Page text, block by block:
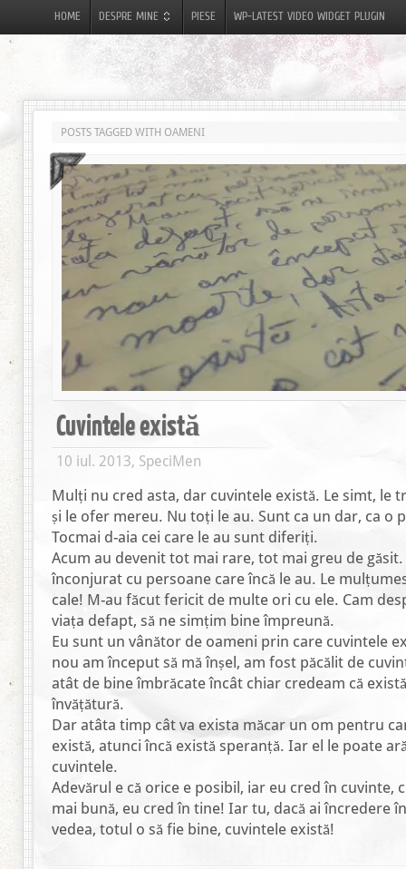
HOME DESPRE MINE PIESE WP-LATEST VIDEO WIDGET PLUGIN
POSTS TAGGED WITH OAMENI
Cuvintele există
10 iul. 2013, SpeciMen
Mulți nu cred asta, dar cuvintele există. Le simt, le
și le ofer mereu. Nu toți le au. Sunt ca un dar, ca o
Tocmai d-aia cei care le au sunt diferiți.
Acum au devenit tot mai rare, tot mai greu de
înconjurat cu persoane care încă le au. Le
cale! M-au făcut fericit de multe ori cu ele. Cam
viața defapt, să ne simțim bine împreună.
Eu sunt un vânător de oameni prin care cuvintele
nou am început să mă înșel, am fost păcălit de
atât de bine îmbrăcate încât chiar credeam că
învățătură.
Dar atâta timp cât va exista măcar un om pentru
există, atunci încă există speranță. Iar el le poate
cuvintele.
Adevărul e că orice e posibil, iar eu cred în cuvinte,
mai bună, eu cred în tine! Iar tu, dacă ai încredere
vedea, totul o să fie bine, cuvintele există!